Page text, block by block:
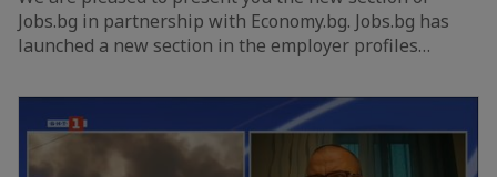
Jobs.bg in partnership with Economy.bg. Jobs.bg has
launched a new section in the employer profiles…